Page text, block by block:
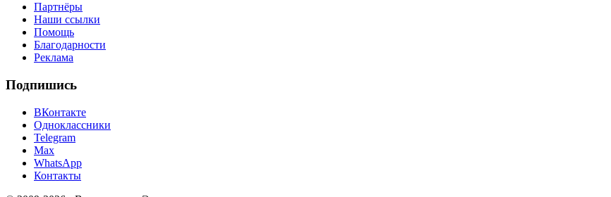
Партнёры
Наши ссылки
Помощь
Благодарности
Реклама
Подпишись
ВКонтакте
Одноклассники
Telegram
Max
WhatsApp
Контакты